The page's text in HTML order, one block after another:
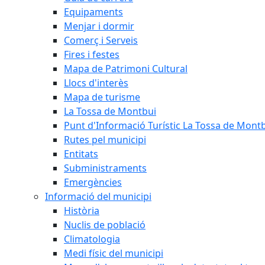
Equipaments
Menjar i dormir
Comerç i Serveis
Fires i festes
Mapa de Patrimoni Cultural
Llocs d'interès
Mapa de turisme
La Tossa de Montbui
Punt d'Informació Turístic La Tossa de
Rutes pel municipi
Entitats
Subministraments
Emergències
Informació del municipi
Història
Nuclis de població
Climatologia
Medi físic del municipi